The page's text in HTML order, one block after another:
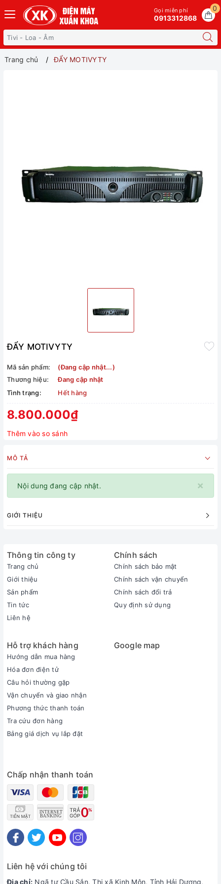
0
Gọi miễn phí
0913312868
Trang chủ ĐẨY MOTIVYTY
ĐẨY MOTIVYTY
Mã sản phẩm:
(Đang cập nhật...)
Thương hiệu:
Đang cập nhật
Tình trạng:
Hết hàng
8.800.000₫
Thêm vào so sánh
MÔ TẢ
×
Nội dung đang cập nhật.
GIỚI THIỆU
Thông tin công ty
Trang chủ
Giới thiệu
Sản phẩm
Tin tức
Liên hệ
Chính sách
Chính sách bảo mật
Chính sách vận chuyển
Chính sách đổi trả
Quy định sử dụng
Hỗ trợ khách hàng
Hướng dẫn mua hàng
Hóa đơn điện tử
Câu hỏi thường gặp
Vận chuyển và giao nhận
Phương thức thanh toán
Tra cứu đơn hàng
Bảng giá dịch vụ lắp đặt
Google map
Chấp nhận thanh toán
Liên hệ với chúng tôi
Địa chỉ: Ngã tư Cầu Sắn, Thị xã Kinh Môn, Tỉnh Hải Dương,